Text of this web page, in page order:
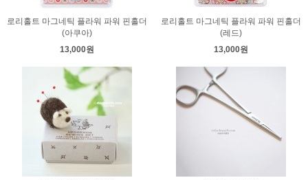
로리홀트 마그네틱 플라워 파워 핀홀더
(아쿠아)
13,000원
로리홀트 마그네틱 플라워 파워 핀홀더
(레드)
13,000원